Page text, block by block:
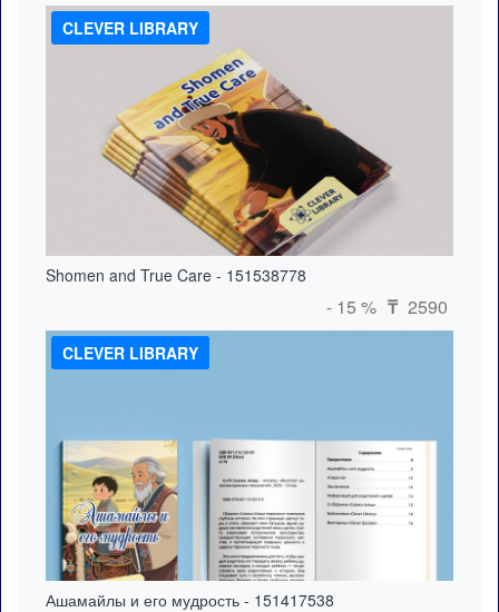
CLEVER LIBRARY
Shomen and True Care - 151538778
- 15 % ₸ 2590
CLEVER LIBRARY
Ашамайлы и его мудрость - 151417538